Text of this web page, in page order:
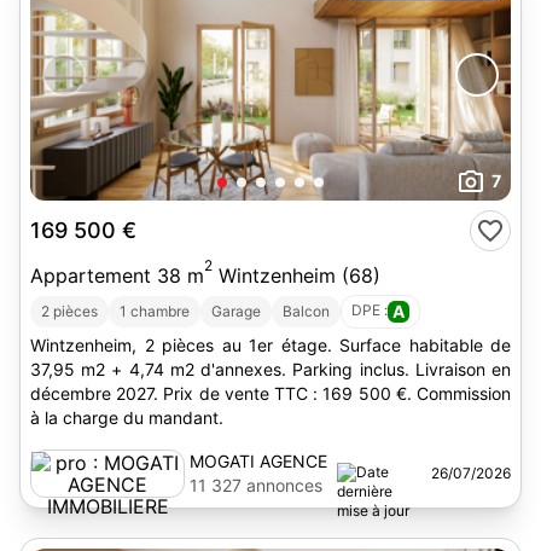
7
169 500 €
Appartement 38 m2 Wintzenheim (68)
2 pièces 1 chambre Garage Balcon DPE : A
Wintzenheim, 2 pièces au 1er étage. Surface habitable de
37,95 m2 + 4,74 m2 d'annexes. Parking inclus. Livraison en
décembre 2027. Prix de vente TTC : 169 500 €. Commission
à la charge du mandant.
MOGATI AGENCE
IMMOBILIERE
11 327 annonces
26/07/2026